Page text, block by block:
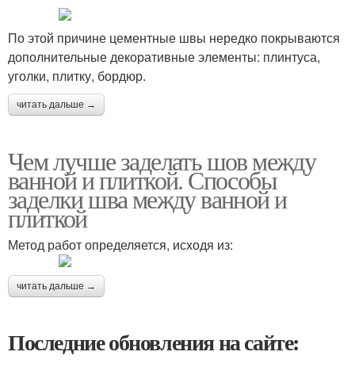
По этой причине цементные швы нередко покрываются
дополнительные декоративные элементы: плинтуса,
уголки, плитку, бордюр.
читать дальше →
Чем лучше заделать шов между
ванной и плиткой. Способы
заделки шва между ванной и
плиткой
Метод работ определяется, исходя из:
читать дальше →
Последние обновления на сайте: